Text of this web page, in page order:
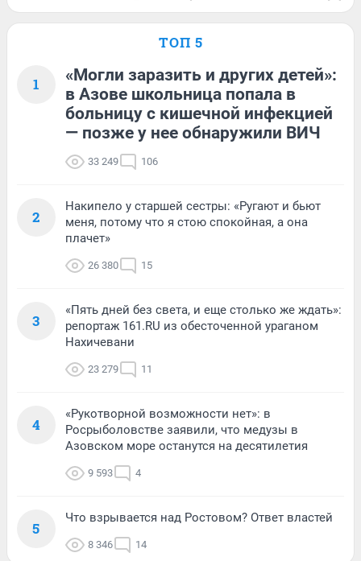
ТОП 5
1
«Могли заразить и других детей»:
в Азове школьница попала в
больницу с кишечной инфекцией
— позже у нее обнаружили ВИЧ
33 249 106
2
Накипело у старшей сестры: «Ругают и бьют
меня, потому что я стою спокойная, а она
плачет»
26 380 15
3
«Пять дней без света, и еще столько же ждать»:
репортаж 161.RU из обесточенной ураганом
Нахичевани
23 279 11
4
«Рукотворной возможности нет»: в
Росрыболовстве заявили, что медузы в
Азовском море останутся на десятилетия
9 593 4
5
Что взрывается над Ростовом? Ответ властей
8 346 14